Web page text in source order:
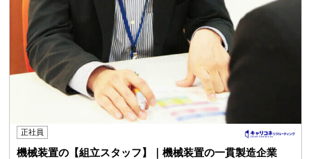
正社員
機械装置の【組立スタッフ】｜機械装置の一貫製造企業